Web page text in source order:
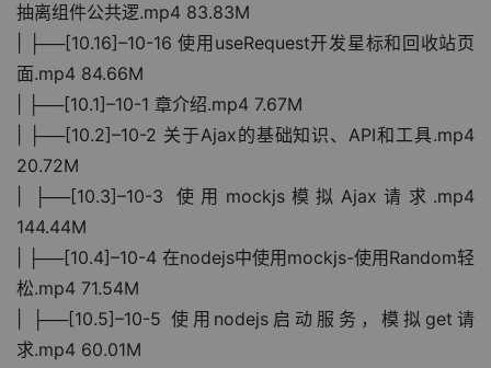
抽离组件公共逻.mp4 83.83M
| ├──[10.16]–10-16 使用useRequest开发星标和回收站页
面.mp4 84.66M
| ├──[10.1]–10-1 章介绍.mp4 7.67M
| ├──[10.2]–10-2 关于Ajax的基础知识、API和工具.mp4
20.72M
| ├──[10.3]–10-3 使用mockjs模拟Ajax请求.mp4
144.44M
| ├──[10.4]–10-4 在nodejs中使用mockjs-使用Random轻
松.mp4 71.54M
| ├──[10.5]–10-5 使用nodejs启动服务，模拟get请
求.mp4 60.01M